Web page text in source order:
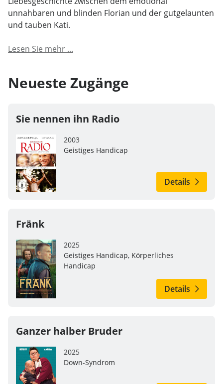
unnahbaren und blinden Florian und der gutgelaunten
und tauben Kati.
Lesen Sie mehr ...
Neueste Zugänge
Sie nennen ihn Radio
2003
Geistiges Handicap
Details
Fränk
2025
Geistiges Handicap, Körperliches
Handicap
Details
Ganzer halber Bruder
2025
Down-Syndrom